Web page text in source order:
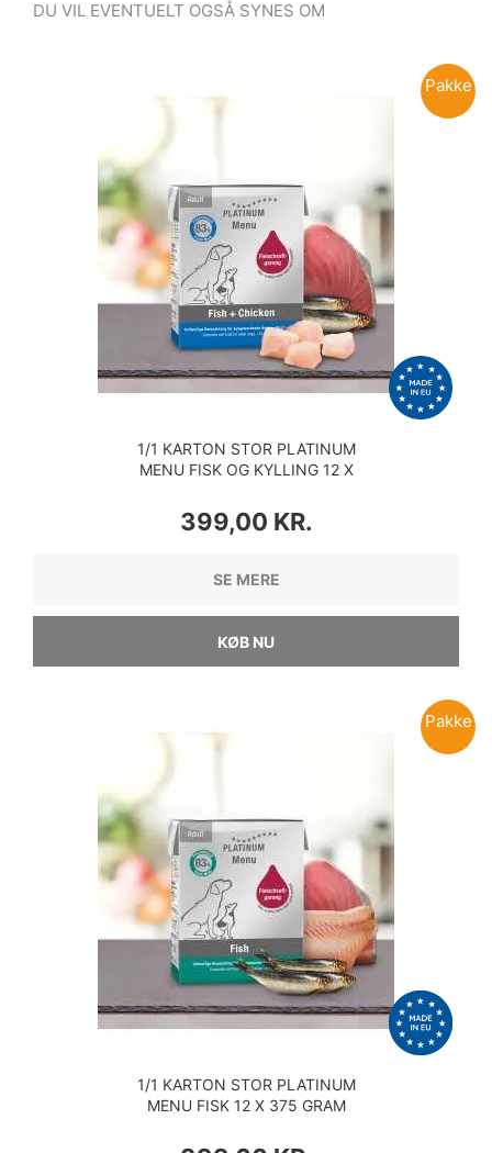
DU VIL EVENTUELT OGSÅ SYNES OM
Pakke
1/1 KARTON STOR PLATINUM
MENU FISK OG KYLLING 12 X
PRIS
399,00 KR.
SE MERE
KØB NU
Pakke
1/1 KARTON STOR PLATINUM
MENU FISK 12 X 375 GRAM